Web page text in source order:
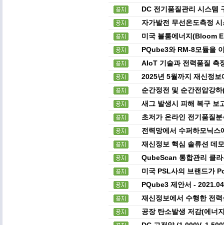
DC 전기품질관리 시스템
자가발전 무선온도측정
미국 블룸에너지(Bloom
PQube3와 RM-8모듈을
AIoT 기술과 전력품질 측
2025년 5월까지 재신정
순간정전 및 순간전압강
새그 발생시 피해 복구 보
초저가 온라인 전기품질
전력망에서 수퍼하모닉
재신정보 핵심 솔류션 데
QubeScan 통합관리 클
미국 PSL사의 브랜드가
PQube3 제안서 -
재신정보에서 수행한 전
공장 탄소발생 저감(에너